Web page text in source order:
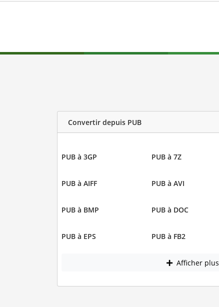
Convertir depuis PUB
PUB à 3GP PUB à 7Z
PUB à AIFF PUB à AVI
PUB à BMP PUB à DOC
PUB à EPS PUB à FB2
Afficher plus